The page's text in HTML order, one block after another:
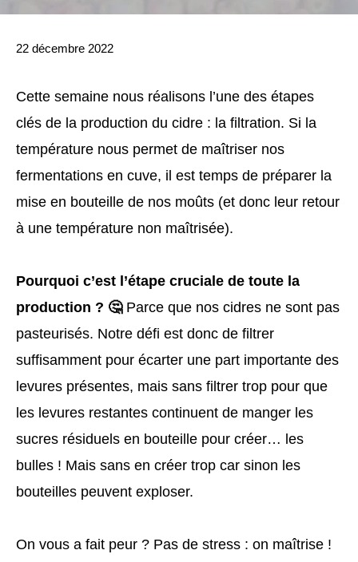
22 décembre 2022
Cette semaine nous réalisons l’une des étapes
clés de la production du cidre : la filtration. Si la
température nous permet de maîtriser nos
fermentations en cuve, il est temps de préparer la
mise en bouteille de nos moûts (et donc leur retour
à une température non maîtrisée).
Pourquoi c’est l’étape cruciale de toute la
production ? 🤔Parce que nos cidres ne sont pas
pasteurisés. Notre défi est donc de filtrer
suffisamment pour écarter une part importante des
levures présentes, mais sans filtrer trop pour que
les levures restantes continuent de manger les
sucres résiduels en bouteille pour créer… les
bulles ! Mais sans en créer trop car sinon les
bouteilles peuvent exploser.
On vous a fait peur ? Pas de stress : on maîtrise !